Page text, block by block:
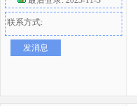
联系方式:
发消息